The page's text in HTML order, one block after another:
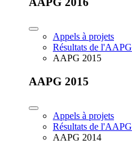
Appels à projets
Résultats de l'AAPG
AAPG 2015
AAPG 2015
Appels à projets
Résultats de l'AAPG
AAPG 2014